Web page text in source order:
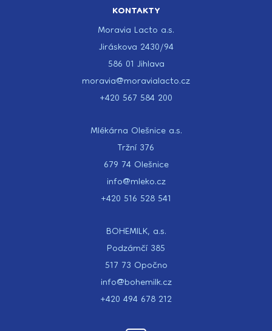
KONTAKTY
Moravia Lacto a.s.
Jiráskova 2430/94
586 01 Jihlava
moravia@moravialacto.cz
+420 567 584 200
Mlékárna Olešnice a.s.
Tržní 376
679 74 Olešnice
info@mleko.cz
+420 516 528 541
BOHEMILK, a.s.
Podzámčí 385
517 73 Opočno
info@bohemilk.cz
+420 494 678 212